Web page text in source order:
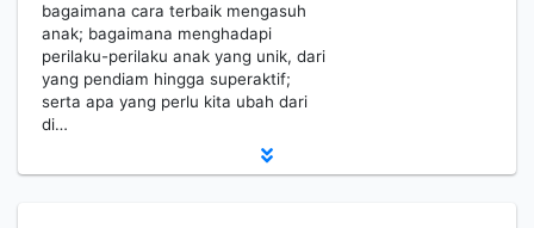
bagaimana cara terbaik mengasuh
anak; bagaimana menghadapi
perilaku-perilaku anak yang unik, dari
yang pendiam hingga superaktif;
serta apa yang perlu kita ubah dari
di…